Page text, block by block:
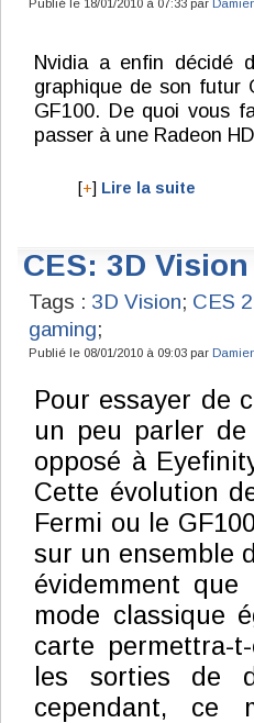
Publié le 18/01/2010 à 07:33 par
Nvidia a enfin décidé
graphique de son futur
GF100. De quoi vous
passer à une Radeon
[+] Lire la suite
CES: 3D
Tags : 3D Vision; CES
gaming;
Publié le 08/01/2010 à 09:03 par
Pour essayer de
un peu parler
opposé à
Cette évolution
Fermi ou le
sur un ensemble
évidemment
mode classique
carte permettra-
les sorties de
cependant, ce